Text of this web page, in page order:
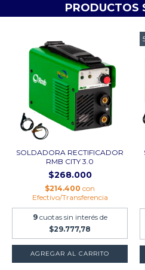
PRODUCTOS
SOLDADORA RECTIFICADOR
RMB CITY 3.0
$268.000
$214.400 con
Efectivo/Transferencia
9 cuotas sin interés de
$29.777,78